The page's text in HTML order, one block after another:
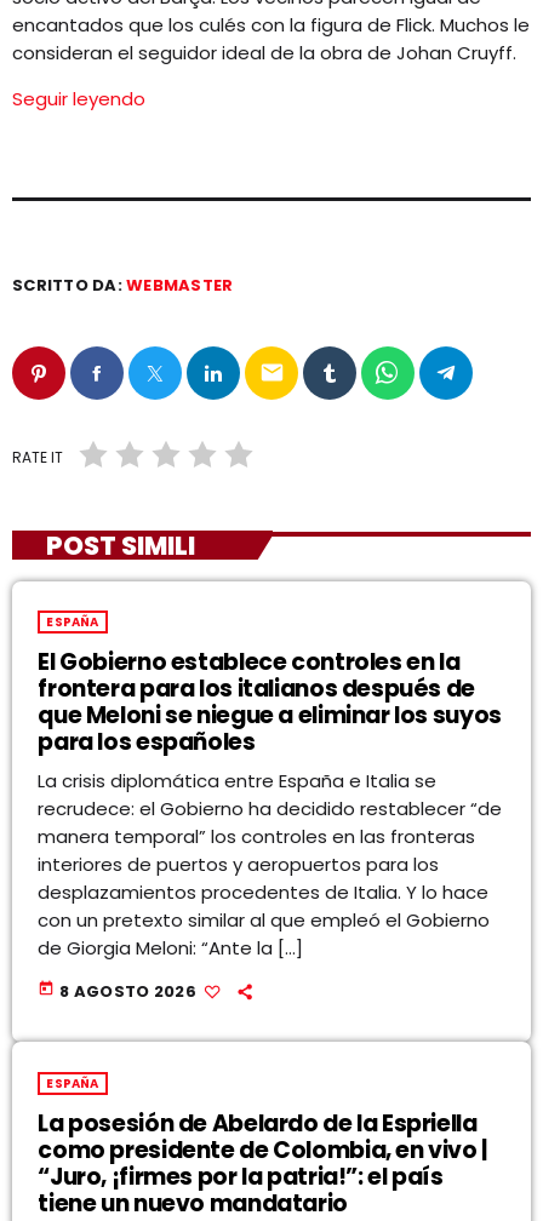
encantados que los culés con la figura de Flick. Muchos le
consideran el seguidor ideal de la obra de Johan Cruyff.
Seguir leyendo
SCRITTO DA:WEBMASTER
email
RATE IT
POST SIMILI
ESPAÑA
El Gobierno establece controles en la
frontera para los italianos después de
que Meloni se niegue a eliminar los suyos
para los españoles
La crisis diplomática entre España e Italia se
recrudece: el Gobierno ha decidido restablecer “de
manera temporal” los controles en las fronteras
interiores de puertos y aeropuertos para los
desplazamientos procedentes de Italia. Y lo hace
con un pretexto similar al que empleó el Gobierno
de Giorgia Meloni: “Ante la […]
today 8 AGOSTO 2026
ESPAÑA
La posesión de Abelardo de la Espriella
como presidente de Colombia, en vivo |
“Juro, ¡firmes por la patria!”: el país
tiene un nuevo mandatario